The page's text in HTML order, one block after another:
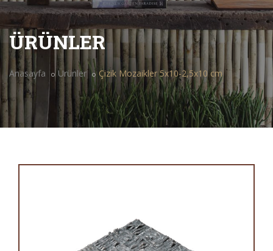
ÜRÜNLER
Anasayfa Ürünler Çizik Mozaikler 5x10-2,5x10 cm